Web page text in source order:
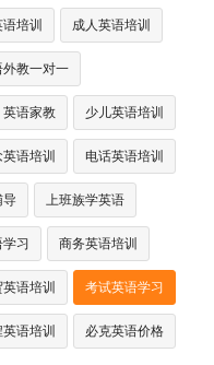
培训 成人英语培训
外教一对一
英语家教 少儿英语培训
语培训 电话英语培训
导 上班族学英语
习 商务英语培训
语培训 考试英语学习
语培训 必克英语价格